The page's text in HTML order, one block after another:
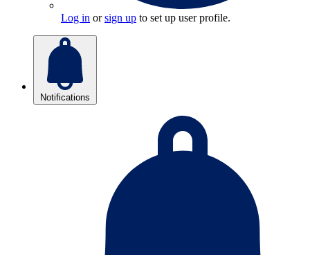
Log in orsign up to set up user profile.
Notifications